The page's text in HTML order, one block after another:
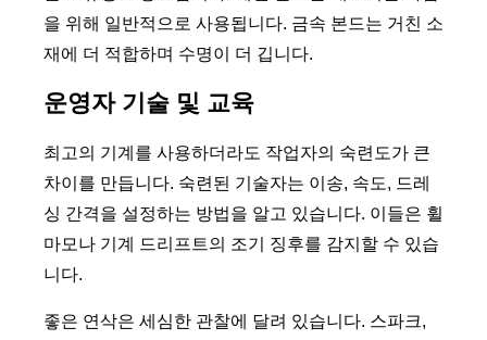
을 위해 일반적으로 사용됩니다. 금속 본드는 거친 소
재에 더 적합하며 수명이 더 깁니다.
운영자 기술 및 교육
최고의 기계를 사용하더라도 작업자의 숙련도가 큰
차이를 만듭니다. 숙련된 기술자는 이송, 속도, 드레
싱 간격을 설정하는 방법을 알고 있습니다. 이들은 휠
마모나 기계 드리프트의 조기 징후를 감지할 수 있습
니다.
좋은 연삭은 세심한 관찰에 달려 있습니다. 스파크,